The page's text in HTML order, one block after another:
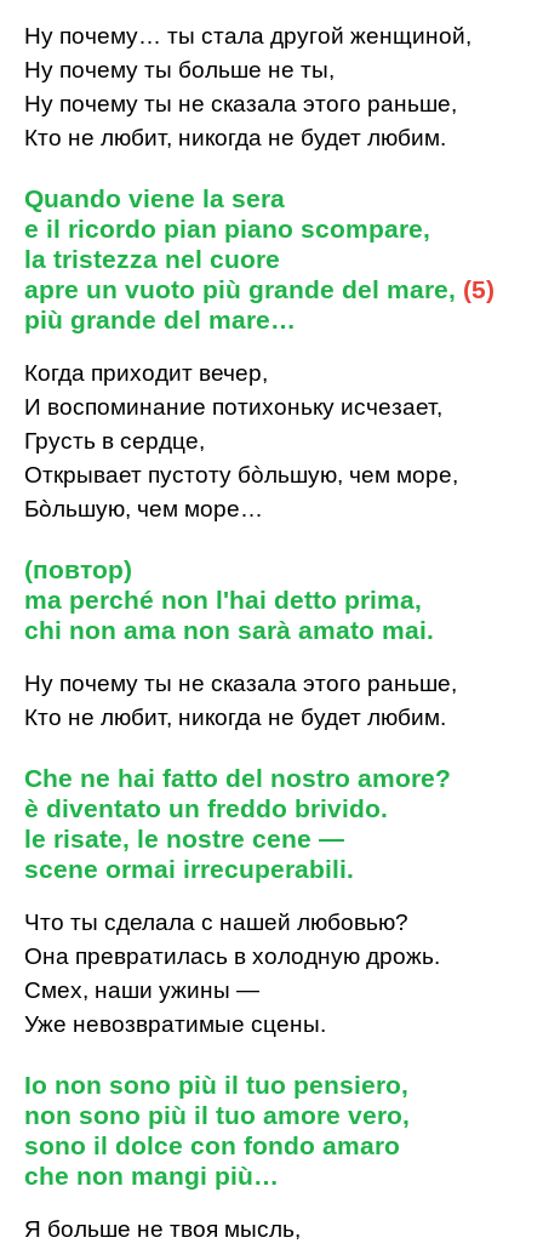
Ну почему… ты стала другой женщиной,
Ну почему ты больше не ты,
Ну почему ты не сказала этого раньше,
Кто не любит, никогда не будет любим.
Quando viene la sera
e il ricordo pian piano scompare,
la tristezza nel cuore
apre un vuoto più grande del mare, (5)
più grande del mare…
Когда приходит вечер,
И воспоминание потихоньку исчезает,
Грусть в сердце,
Открывает пустоту бòльшую, чем море,
Бòльшую, чем море…
(повтор)
ma perché non l'hai detto prima,
chi non ama non sarà amato mai.
Ну почему ты не сказала этого раньше,
Кто не любит, никогда не будет любим.
Che ne hai fatto del nostro amore?
è diventato un freddo brivido.
le risate, le nostre cene —
scene ormai irrecuperabili.
Что ты сделала с нашей любовью?
Она превратилась в холодную дрожь.
Смех, наши ужины —
Уже невозвратимые сцены.
Io non sono più il tuo pensiero,
non sono più il tuo amore vero,
sono il dolce con fondo amaro
che non mangi più…
Я больше не твоя мысль,